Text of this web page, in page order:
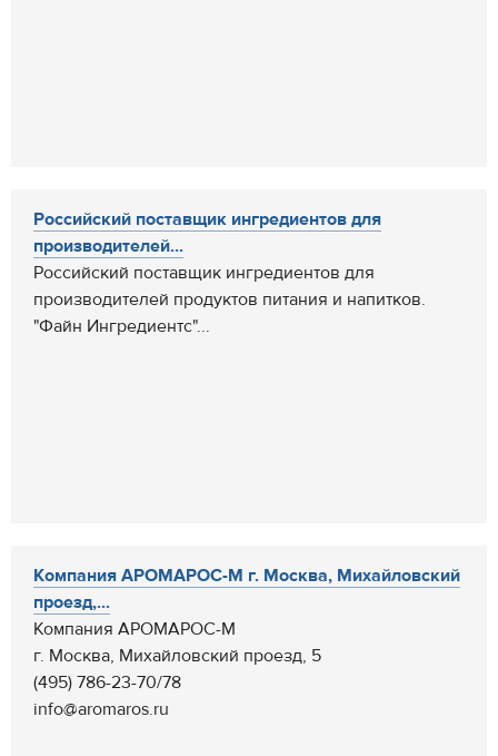
Российский поставщик ингредиентов для
производителей...
Российский поставщик ингредиентов для
производителей продуктов питания и напитков.
"Файн Ингредиентс"...
Компания АРОМАРОС-М г. Москва, Михайловский
проезд,...
Компания АРОМАРОС-М
г. Москва, Михайловский проезд, 5
(495) 786-23-70/78
info@aromaros.ru